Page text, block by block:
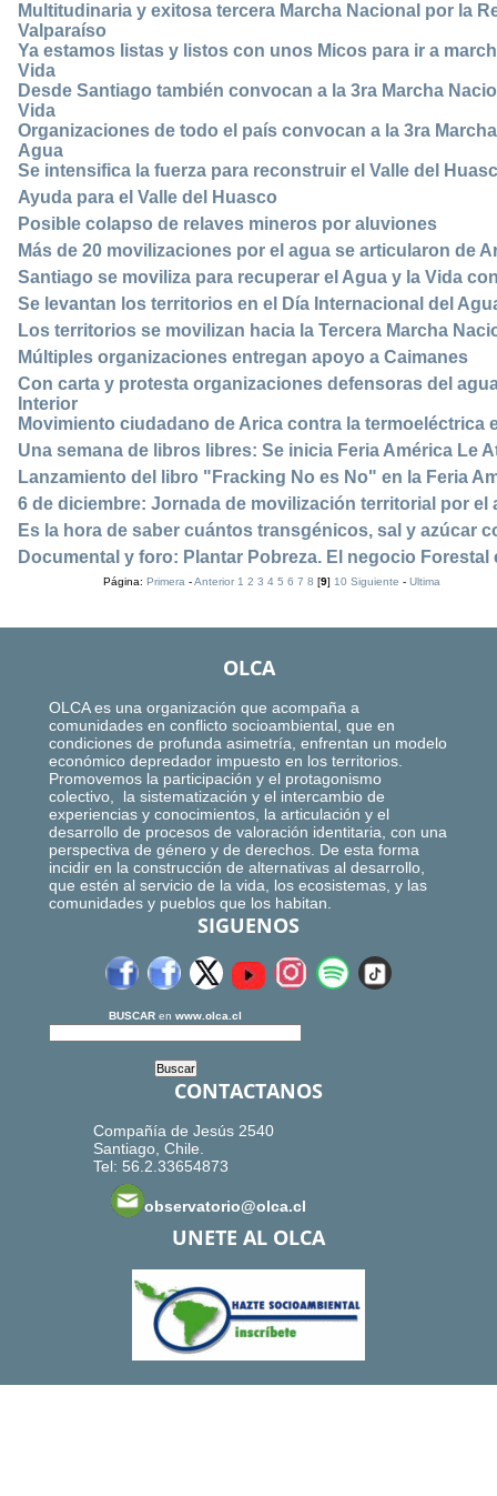
Multitudinaria y exitosa tercera Marcha Nacional por la
Valparaíso
Ya estamos listas y listos con unos Micos para ir a
Vida
Desde Santiago también convocan a la 3ra Marcha
Vida
Organizaciones de todo el país convocan a la 3ra
Agua
Se intensifica la fuerza para reconstruir el Valle del
Ayuda para el Valle del Huasco
Posible colapso de relaves mineros por aluviones
Más de 20 movilizaciones por el agua se articularon de
Santiago se moviliza para recuperar el Agua y la Vida
Se levantan los territorios en el Día Internacional del
Los territorios se movilizan hacia la Tercera Marcha
Múltiples organizaciones entregan apoyo a Caimanes
Con carta y protesta organizaciones defensoras del
Interior
Movimiento ciudadano de Arica contra la termoeléctrica
Una semana de libros libres: Se inicia Feria América Le
Lanzamiento del libro "Fracking No es No" en la Feria
6 de diciembre: Jornada de movilización territorial por el
Es la hora de saber cuántos transgénicos, sal y azúcar
Documental y foro: Plantar Pobreza. El negocio Forestal
Página:Primera -Anterior 1 2 3 4 5 6 7 8 [9]10 Siguiente -Ultima
OLCA
OLCA es una organización que acompaña a
comunidades en conflicto socioambiental, que en
condiciones de profunda asimetría, enfrentan un modelo
económico depredador impuesto en los territorios.
Promovemos la participación y el protagonismo
colectivo, la sistematización y el intercambio de
experiencias y conocimientos, la articulación y el
desarrollo de procesos de valoración identitaria, con una
perspectiva de género y de derechos. De esta forma
incidir en la construcción de alternativas al desarrollo,
que estén al servicio de la vida, los ecosistemas, y las
comunidades y pueblos que los habitan.
SIGUENOS
BUSCAR en www.olca.cl
CONTACTANOS
Compañía de Jesús 2540
Santiago, Chile.
Tel: 56.2.33654873
observatorio@olca.cl
UNETE AL OLCA